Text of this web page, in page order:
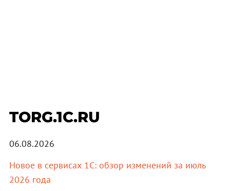
TORG.1C.RU
06.08.2026
Новое в сервисах 1С: обзор изменений за июль
2026 года